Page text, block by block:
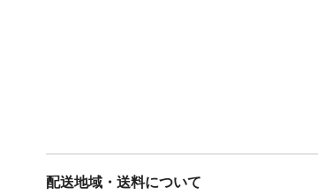
配送地域・送料について